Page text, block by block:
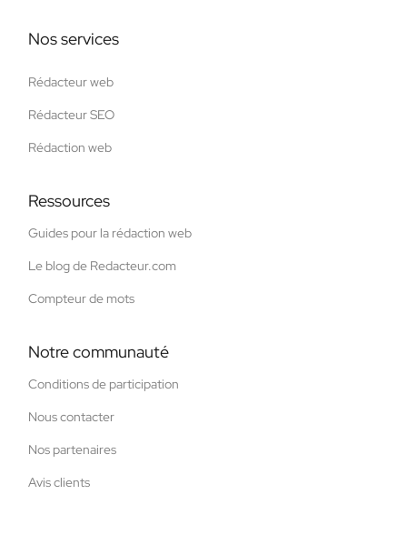
Nos services
Rédacteur web
Rédacteur SEO
Rédaction web
Ressources
Guides pour la rédaction web
Le blog de Redacteur.com
Compteur de mots
Notre communauté
Conditions de participation
Nous contacter
Nos partenaires
Avis clients